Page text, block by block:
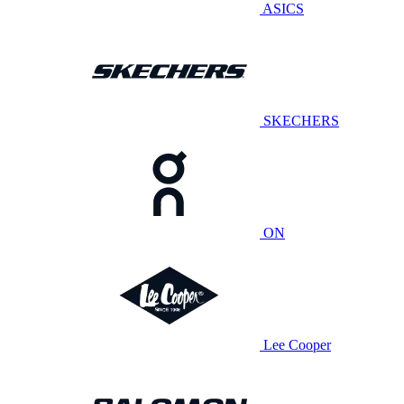
ASICS
SKECHERS
ON
Lee Cooper